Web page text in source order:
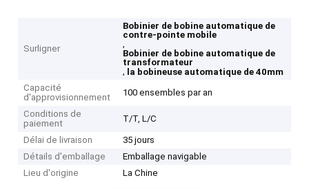
Surligner
Bobinier de bobine automatique de
contre-pointe mobile
,
Bobinier de bobine automatique de
transformateur
, la bobineuse automatique de 40mm
Capacité
d'approvisionnement
100 ensembles par an
Conditions de
paiement
T/T, L/C
Délai de livraison
35 jours
Détails d'emballage
Emballage navigable
Lieu d'origine
La Chine